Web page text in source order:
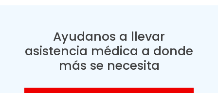
Ayudanos a llevar
asistencia médica a donde
más se necesita